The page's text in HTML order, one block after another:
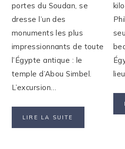
portes du Soudan, se
dresse l’un des
monuments les plus
impressionnants de toute
l’Égypte antique : le
temple d’Abou Simbel.
L’excursion…
LIRE LA SUITE